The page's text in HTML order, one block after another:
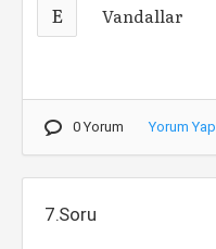
E Vandallar
0 Yorum Yorum Yap
7.Soru